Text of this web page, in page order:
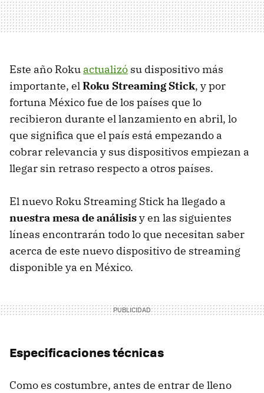
Este año Roku actualizó su dispositivo más
importante, elRoku Streaming Stick, y por
fortuna México fue de los países que lo
recibieron durante el lanzamiento en abril, lo
que significa que el país está empezando a
cobrar relevancia y sus dispositivos empiezan a
llegar sin retraso respecto a otros países.
El nuevo Roku Streaming Stick ha llegado a
nuestra mesa de análisisy en las siguientes
líneas encontrarán todo lo que necesitan saber
acerca de este nuevo dispositivo de streaming
disponible ya en México.
Especificaciones técnicas
Como es costumbre, antes de entrar de lleno